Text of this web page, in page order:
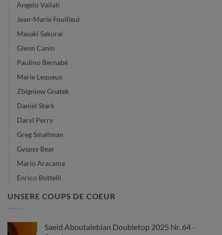
Angelo Vailati
Jean-Marie Fouilleul
Masaki Sakurai
Glenn Canin
Paulino Bernabé
Marie Lequeux
Zbigniew Gnatek
Daniel Stark
Daryl Perry
Greg Smallman
Gyspsy Bear
Mario Aracama
Enrico Bottelli
UNSERE COUPS DE COEUR
Saeid Aboutalebian Doubletop 2025 Nr. 64 -